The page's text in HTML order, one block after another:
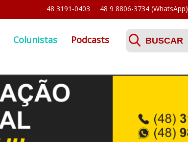
48 9 8806-3734 (WhatsApp)
48 3191-0403
Colunistas Podcasts